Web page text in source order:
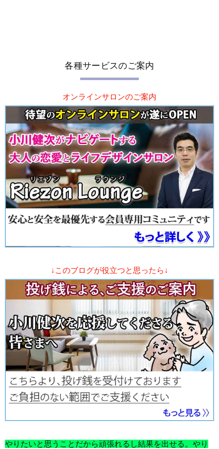
各種サービスのご案内
オンラインサロンのご案内
↓このブログが役立つと思ったら↓
やりたいと思うことだから頑張れるし結果を出せる。やり